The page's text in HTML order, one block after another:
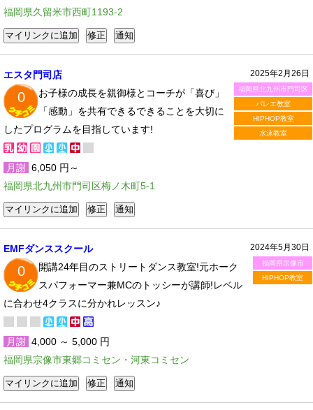
福岡県久留米市西町1193-2
2025年2月26日
福岡県北九州市門司区
バレエ教室
HIPHOP教室
水泳教室
エスタ門司店
0
お子様の成長を親御様とコーチが「喜び」
「感動」を共有できるできることを大切に
したプログラムを目指しています!
月謝 6,050 円～
福岡県北九州市門司区梅ノ木町5-1
2024年5月30日
福岡県宗像市
HIPHOP教室
EMFダンススクール
0
開講24年目のストリートダンス教室!元ホーク
スパフォーマー兼MCのトッシーが講師!レベル
に合わせ4クラスに分かれレッスン♪
月謝 4,000 ～ 5,000 円
福岡県宗像市東郷コミセン・河東コミセン